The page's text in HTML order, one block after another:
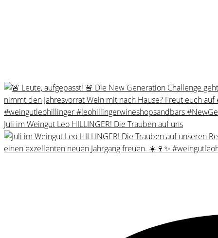
Juli im Weingut Leo HILLINGER! Die Trauben auf uns